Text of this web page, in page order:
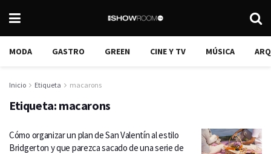
MODA GASTRO GREEN CINE Y TV MÚSICA
Inicio Etiqueta macarons
Etiqueta: macarons
Cómo organizar un plan de San Valentín al estilo
Bridgerton y que parezca sacado de una serie de